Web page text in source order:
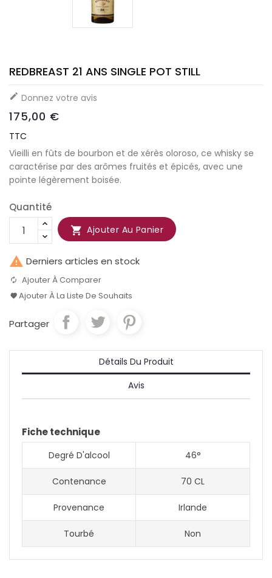
REDBREAST 21 ANS SINGLE POT STILL
 Donnez votre avis
175,00 €
TTC
Vieilli en fûts de bourbon et de xérès oloroso, ce whisky se
caractérise par des arômes fruités et épicés, avec une
pointe légèrement boisée.
Quantité
 Ajouter Au Panier
 Derniers articles en stock
Ajouter À Comparer
Ajouter À La Liste De Souhaits
Partager
Détails Du Produit
Avis
Fiche technique
Degré D'alcool 46°
Contenance 70 CL
Provenance Irlande
Tourbé Non